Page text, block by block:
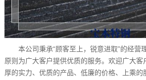
本公司秉承“顾客至上，锐意进取”的经营
原则为广大客户提供优质的服务。欢迎广大客
厚的实力、优质的产品、低廉的价格、上乘